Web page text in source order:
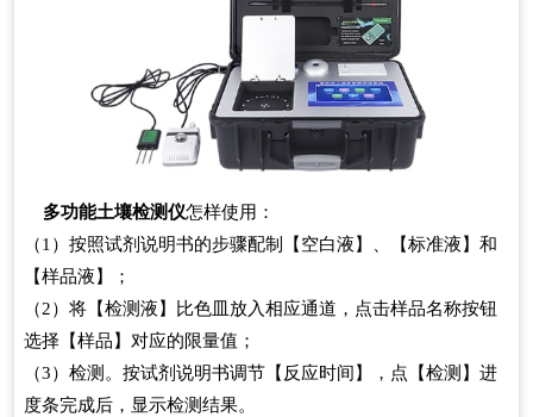
多功能土壤检测仪怎样使用：
（1）按照试剂说明书的步骤配制【空白液】、【标准液】和
【样品液】；
（2）将【检测液】比色皿放入相应通道，点击样品名称按钮
选择【样品】对应的限量值；
（3）检测。按试剂说明书调节【反应时间】，点【检测】进
度条完成后，显示检测结果。